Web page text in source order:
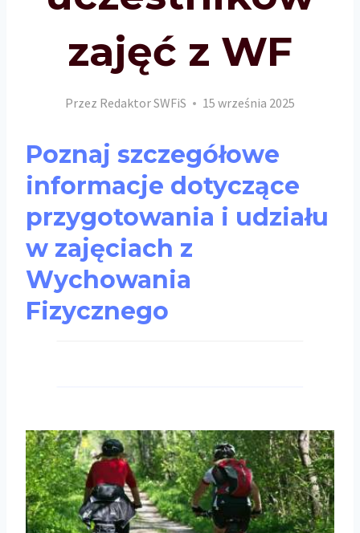
zajęć z WF
Przez Redaktor SWFiS 15 września 2025
Poznaj szczegółowe
informacje dotyczące
przygotowania i udziału
w zajęciach z
Wychowania
Fizycznego